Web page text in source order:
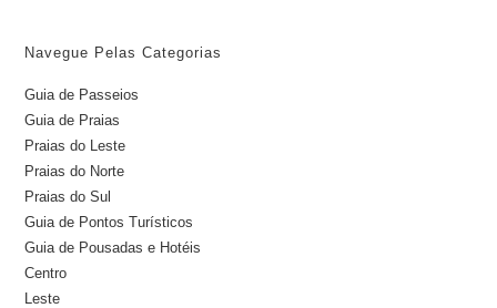
Navegue Pelas Categorias
Guia de Passeios
Guia de Praias
Praias do Leste
Praias do Norte
Praias do Sul
Guia de Pontos Turísticos
Guia de Pousadas e Hotéis
Centro
Leste